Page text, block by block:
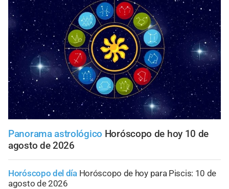
Panorama astrológico Horóscopo de hoy 10 de
agosto de 2026
Horóscopo del día Horóscopo de hoy para Piscis: 10 de
agosto de 2026